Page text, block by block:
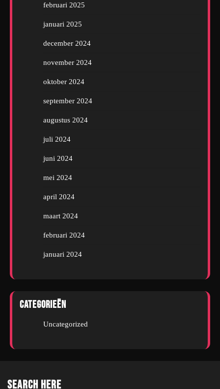
februari 2025
januari 2025
december 2024
november 2024
oktober 2024
september 2024
augustus 2024
juli 2024
juni 2024
mei 2024
april 2024
maart 2024
februari 2024
januari 2024
Categorieën
Uncategorized
Search Here